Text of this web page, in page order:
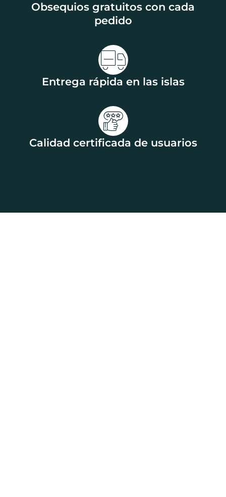
Obsequios gratuitos con cada
pedido
Entrega rápida en las islas
Calidad certificada de usuarios